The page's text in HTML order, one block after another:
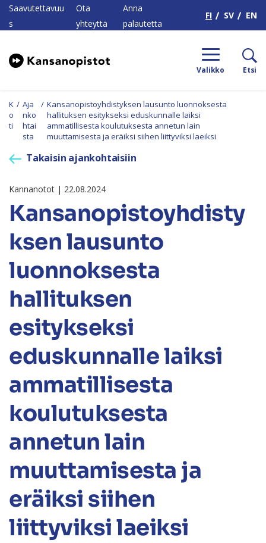
Saavutettavuu
s
Ota
yhteyttä
Anna
palautetta
FI SV EN
Valikko Etsi
K
o
ti
/ Aja
nko
htai
sta
/ Kansanopistoyhdistyksen lausunto luonnoksesta
hallituksen esitykseksi eduskunnalle laiksi
ammatillisesta koulutuksesta annetun lain
muuttamisesta ja eräiksi siihen liittyviksi laeiksi
Takaisin ajankohtaisiin
Kannanotot | 22.08.2024
Kansanopistoyhdisty
ksen lausunto
luonnoksesta
hallituksen
esitykseksi
eduskunnalle laiksi
ammatillisesta
koulutuksesta
annetun lain
muuttamisesta ja
eräiksi siihen
liittyviksi laeiksi